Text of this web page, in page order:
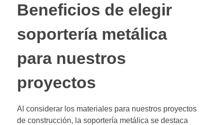
Beneficios de elegir
soportería metálica
para nuestros
proyectos
Al considerar los materiales para nuestros proyectos
de construcción, la soportería metálica se destaca